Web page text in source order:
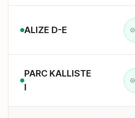
ALIZE D-E
PARC KALLISTE
I